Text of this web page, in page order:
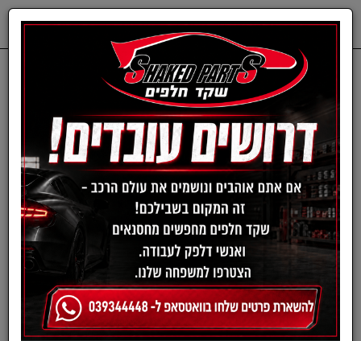
ציוד, אביזרים ומוצרים לרכב תרסיסים לרכב
תרסיס לכה לפנסים - KEEP
CLEAR HEADLIGHT
COAT מבית MEGUIAR'S |
תכולה 113 גרם